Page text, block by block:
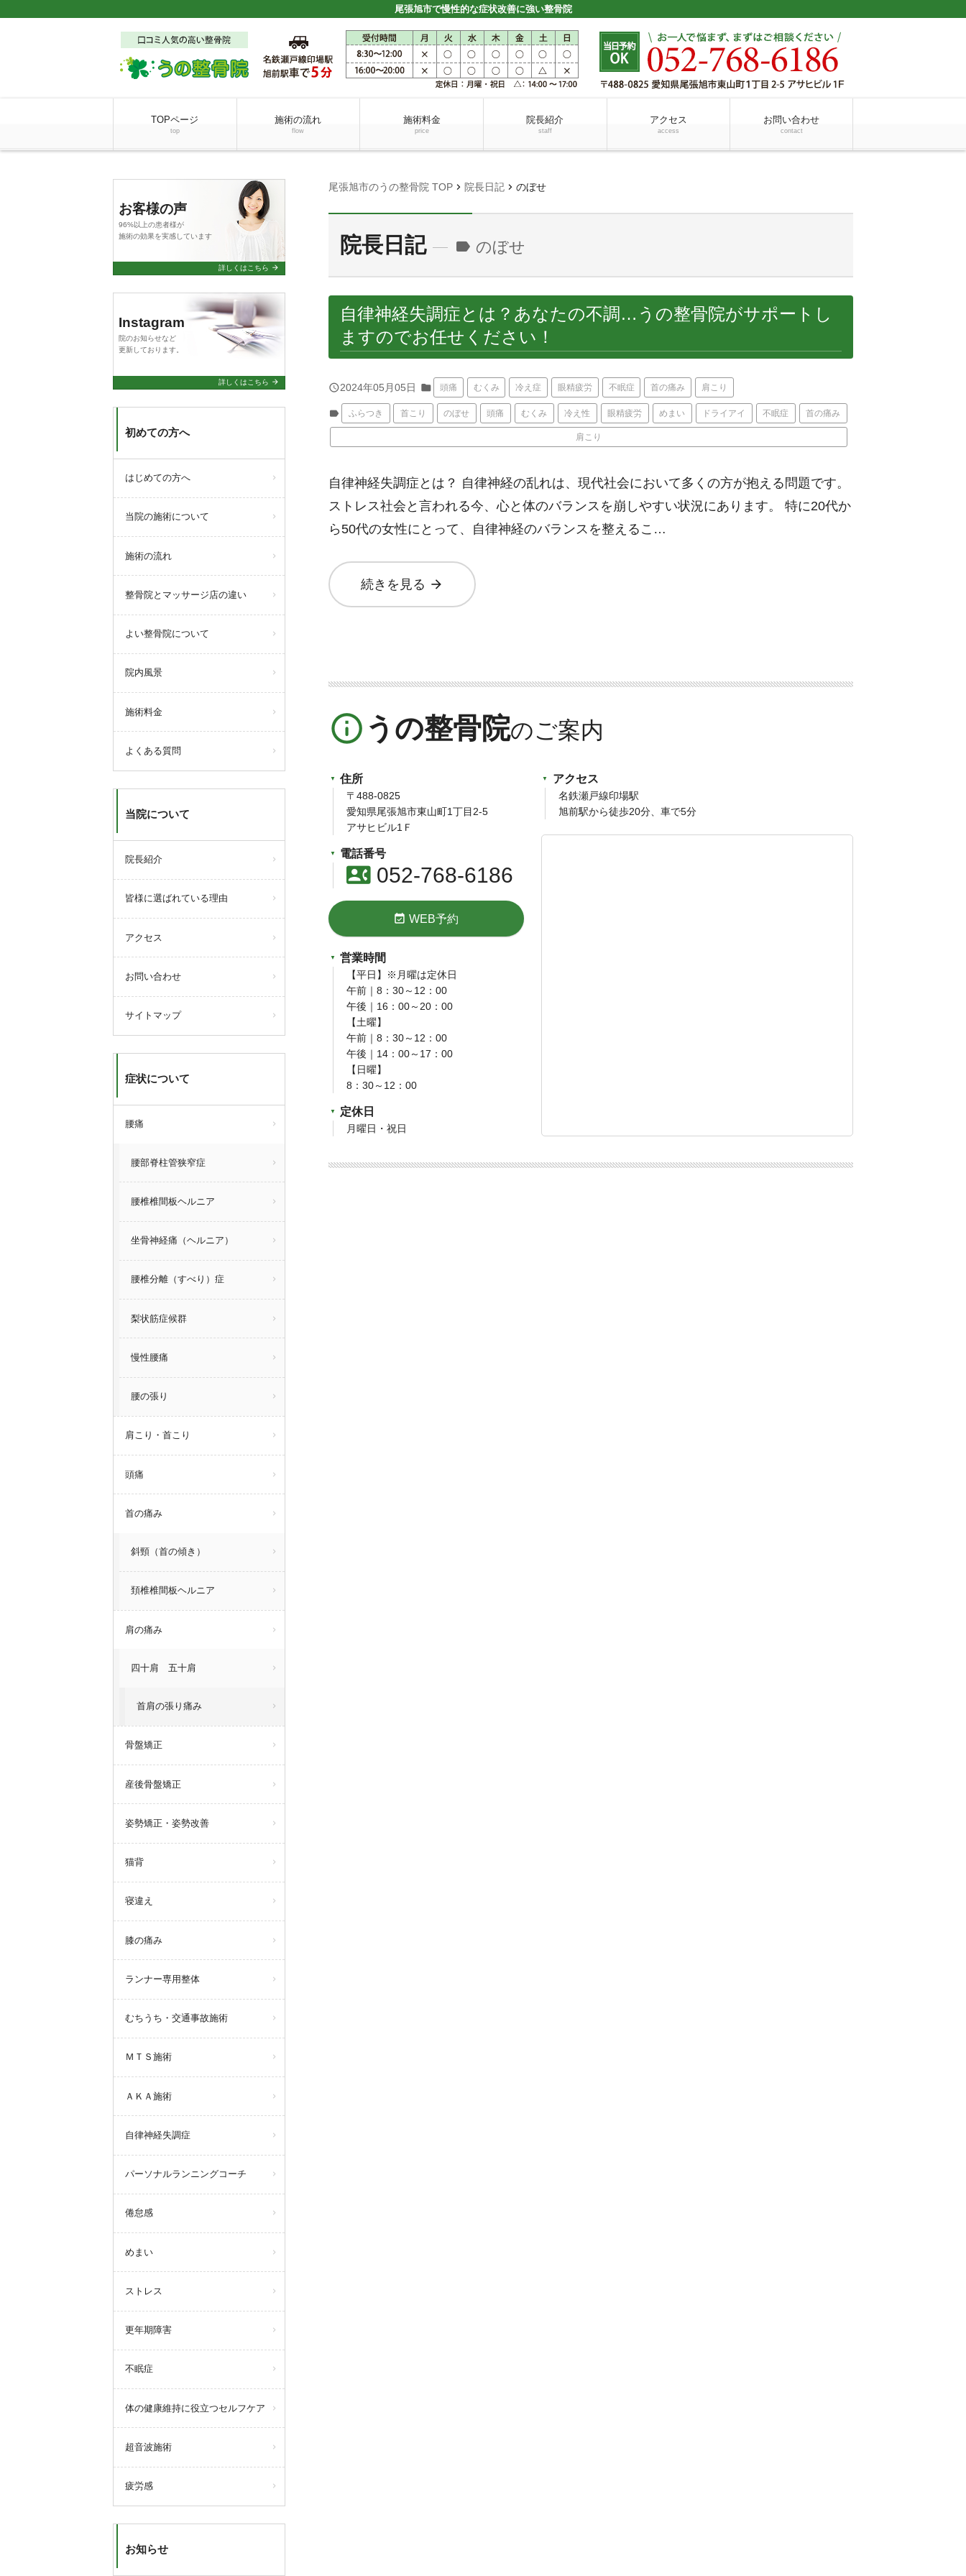
尾張旭市で慢性的な症状改善に強い整骨院
TOPページ
top
施術の流れ
flow
施術料金
price
院長紹介
staff
アクセス
access
お問い合わせ
contact
尾張旭市のうの整骨院 TOP chevron_right 院長日記 chevron_right のぼせ
院長日記 label のぼせ
自律神経失調症とは？あなたの不調…うの整骨院がサポートし
ますのでお任せください！
query_builder2024年05月05日 folder 頭痛 むくみ 冷え症 眼精疲労 不眠症 首の痛み 肩こり
label ふらつき 首こり のぼせ 頭痛 むくみ 冷え性 眼精疲労 めまい ドライアイ 不眠症 首の痛み
肩こり
自律神経失調症とは？ 自律神経の乱れは、現代社会において多くの方が抱える問題です。
ストレス社会と言われる今、心と体のバランスを崩しやすい状況にあります。 特に20代か
ら50代の女性にとって、自律神経のバランスを整えるこ…
続きを見る arrow_forward
info_outline うの整骨院
住所
〒488-0825
愛知県尾張旭市東山町1丁目2-5
アサヒビル1Ｆ
電話番号
contact_phone052-768-6186
event_available WEB予約
営業時間
【平日】※月曜は定休日
午前｜8：30～12：00
午後｜16：00～20：00
【土曜】
午前｜8：30～12：00
午後｜14：00～17：00
【日曜】
8：30～12：00
定休日
月曜日・祝日
アクセス
名鉄瀬戸線印場駅
旭前駅から徒歩20分、車で5分
お客様の声
96%以上の患者様が
施術の効果を実感しています
詳しくはこちら arrow_forward
Instagram
院のお知らせなど
更新しております。
詳しくはこちら arrow_forward
初めての方へ
はじめての方へ
当院の施術について
施術の流れ
整骨院とマッサージ店の違い
よい整骨院について
院内風景
施術料金
よくある質問
当院について
院長紹介
皆様に選ばれている理由
アクセス
お問い合わせ
サイトマップ
症状について
腰痛
腰部脊柱管狭窄症
腰椎椎間板ヘルニア
坐骨神経痛（ヘルニア）
腰椎分離（すべり）症
梨状筋症候群
慢性腰痛
腰の張り
肩こり・首こり
頭痛
首の痛み
斜頸（首の傾き）
頚椎椎間板ヘルニア
肩の痛み
四十肩 五十肩
首肩の張り痛み
骨盤矯正
産後骨盤矯正
姿勢矯正・姿勢改善
猫背
寝違え
膝の痛み
ランナー専用整体
むちうち・交通事故施術
ＭＴＳ施術
ＡＫＡ施術
自律神経失調症
パーソナルランニングコーチ
倦怠感
めまい
ストレス
更年期障害
不眠症
体の健康維持に役立つセルフケア
超音波施術
疲労感
お知らせ